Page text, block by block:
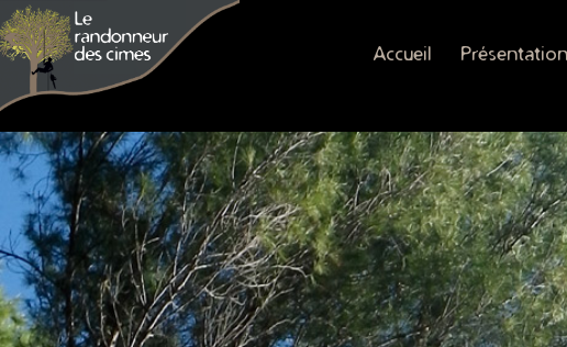
Accueil Présentation